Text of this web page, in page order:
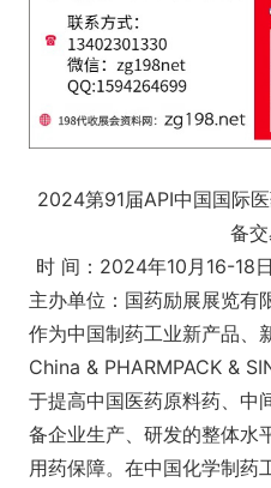
2024第91届API中国国际
备
时 间：2024年10月16-18
主办单位：国药励展展览有
作为中国制药工业新产品、
China & PHARMPACK &
于提高中国医药原料药、中
备企业生产、研发的整体水
用药保障。在中国化学制药